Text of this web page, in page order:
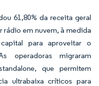
61,80% da receita geral
rádio em nuvem, à medida
para aproveitar o
operadoras migraram
que permitem
ultrabaixa críticos para